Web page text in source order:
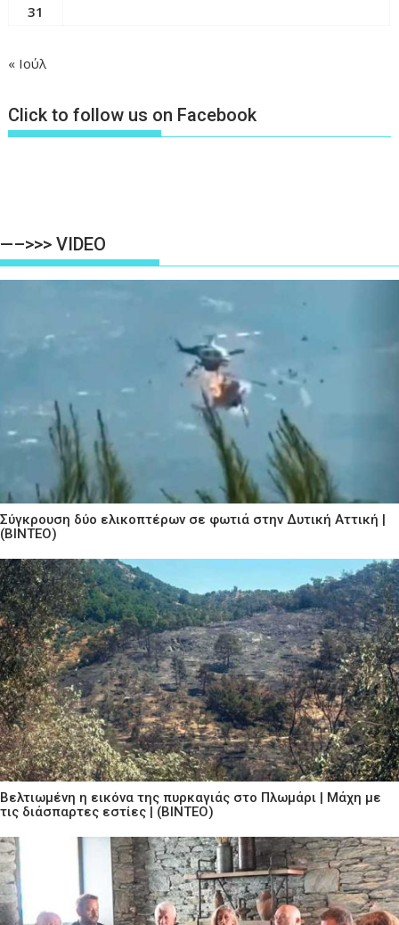
31
« Ιούλ
Click to follow us on Facebook
—–>>> VIDEO
Σύγκρουση δύο ελικοπτέρων σε φωτιά στην Δυτική Αττική |
(ΒΙΝΤΕΟ)
Βελτιωμένη η εικόνα της πυρκαγιάς στο Πλωμάρι | Μάχη με
τις διάσπαρτες εστίες | (ΒΙΝΤΕΟ)